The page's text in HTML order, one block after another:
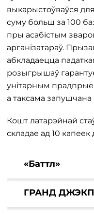
выкарыстоўваўся
суму больш за 100
пры асабістым
арганізатараў.
абкладаецца
розыгрышаў
унітарным
а таксама
Кошт латарэйнай
складае ад 10 капеек
«Баттл»
ГРАНД